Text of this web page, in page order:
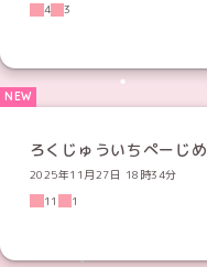
4
3
ろくじゅういちぺーじめ
2025年11月27日 18時34分
11
1